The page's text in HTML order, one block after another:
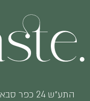
התע״ש 24 כפר סבא